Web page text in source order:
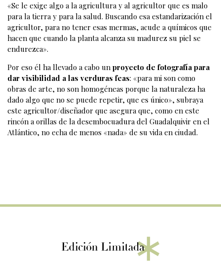
«Se le exige algo a la agricultura y al agricultor que es malo
para la tierra y para la salud. Buscando esa estandarización el
agricultor, para no tener esas mermas, acude a químicos que
hacen que cuando la planta alcanza su madurez su piel se
endurezca».
Por eso él ha llevado a cabo un proyecto de fotografía para
dar visibilidad a las verduras feas: «para mi son como
obras de arte, no son homogéneas porque la naturaleza ha
dado algo que no se puede repetir, que es único», subraya
este agricultor/diseñador que asegura que, como en este
rincón a orillas de la desembocuadura del Guadalquivir en el
Atlántico, no echa de menos «nada» de su vida en ciudad.